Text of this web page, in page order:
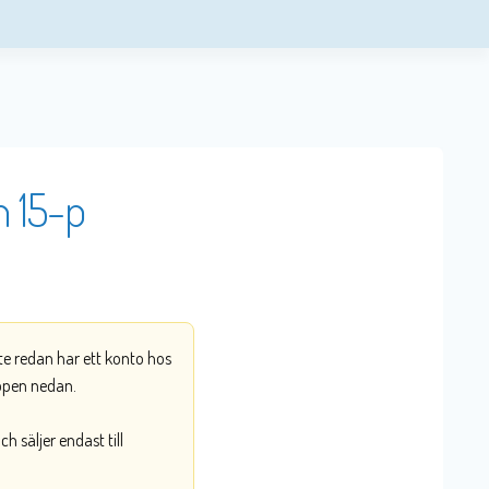
15-p
redan har ett konto hos
nedan.
säljer endast till